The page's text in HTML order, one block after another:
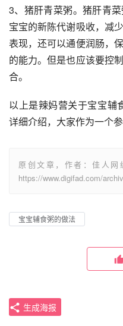
3、猪肝青菜粥。猪肝青
宝宝的新陈代谢吸收，减
表现，还可以通便润肠，
的能力。但是也应该要控
合。
以上是辣妈营关于宝宝辅
详细介绍，大家作为一个
原创文章，作者：佳人网
https://www.digifad.com/
宝宝辅食粥的做法
生成海报